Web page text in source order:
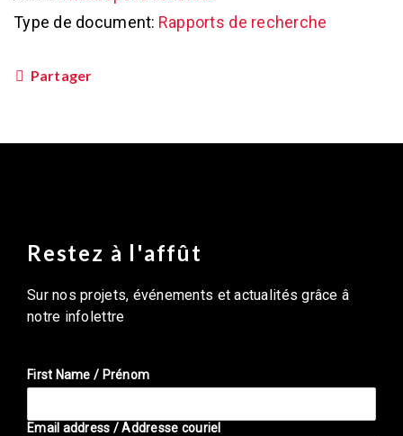
Type de document: Rapports de recherche
Partager
Restez à l'affût
Sur nos projets, événements et actualités grâce â
notre infolettre
First Name / Prénom
Email address / Addresse couriel